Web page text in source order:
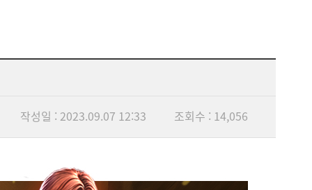
작성일 : 2023.09.07 12:33 조회수 : 14,056